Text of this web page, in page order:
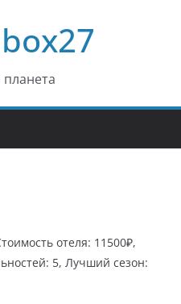
планета
отеля: 11500₽,
5, Лучший сезон: